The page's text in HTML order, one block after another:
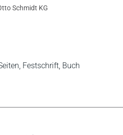
Festschrift, Buch
Schmidt KG